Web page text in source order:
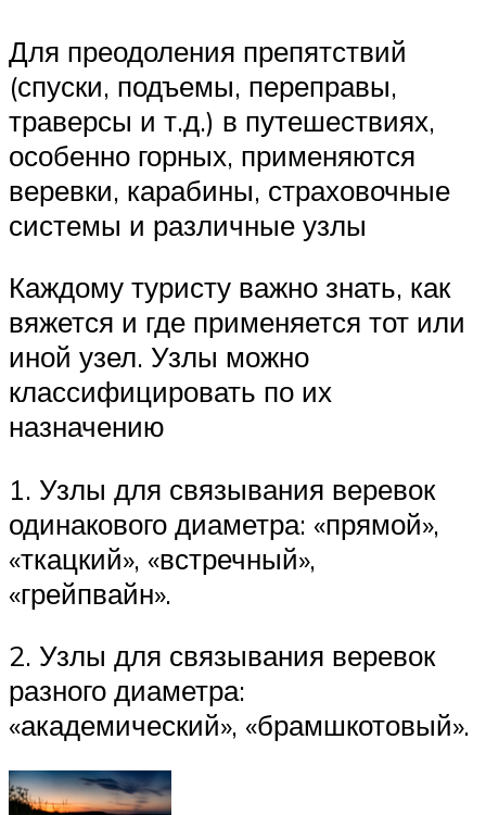
Для преодоления препятствий
(спуски, подъемы, переправы,
траверсы и т.д.) в путешествиях,
особенно горных, применяются
веревки, карабины, страховочные
системы и различные узлы
Каждому туристу важно знать, как
вяжется и где применяется тот или
иной узел. Узлы можно
классифицировать по их
назначению
1. Узлы для связывания веревок
одинакового диаметра: «прямой»,
«ткацкий», «встречный»,
«грейпвайн».
2. Узлы для связывания веревок
разного диаметра:
«академический», «брамшкотовый».